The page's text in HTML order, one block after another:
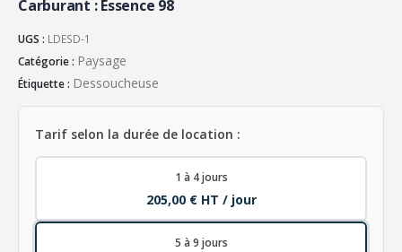
Carburant : Essence 98
UGS : LDESD-1
Catégorie : Paysage
Étiquette : Dessoucheuse
Tarif selon la durée de location :
1 à 4 jours
205,00 € HT / jour
5 à 9 jours